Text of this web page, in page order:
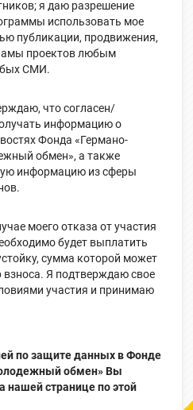
я даю разрешение
использовать мое
публикации, продвижения,
проектов любым
СМИ.
что согласен/
информацию о
Фонда «Германо-
обмен», а также
информацию из сферы
моего отказа от участия
будет выплатить
сумма которой может
Я подтверждаю свое
участия и принимаю
по защите данных в Фонде
обмен» Вы
нашей странице по этой